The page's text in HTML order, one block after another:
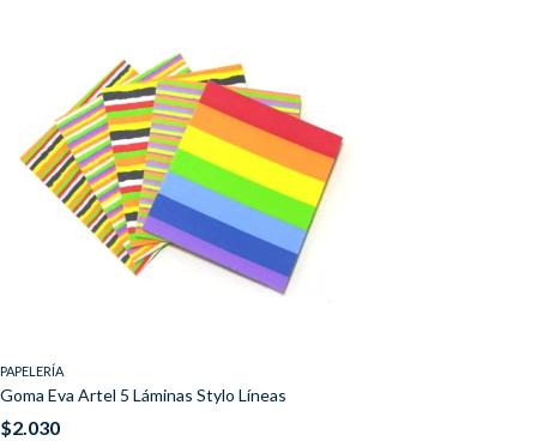
PAPELERÍA
Goma Eva Artel 5 Láminas Stylo Líneas
$2.030